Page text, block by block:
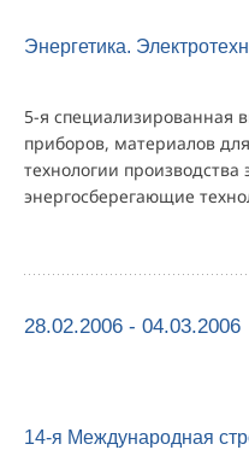
Энергетика.
5-я специализированная
приборов, материалов
технологии производства
энергосберегающие
28.02.2006 - 04.03.2006
14-я Международная